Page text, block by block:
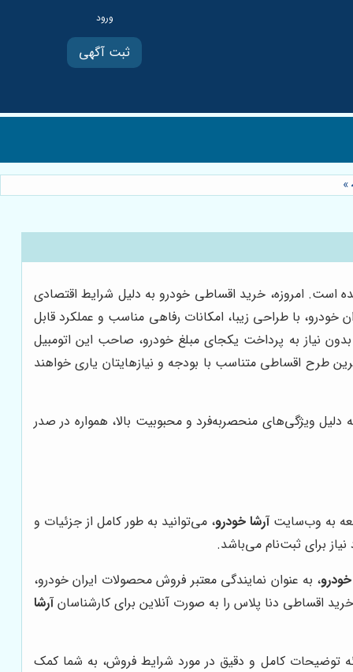
ثبت آگهی
»
است. امروزه، خرید اقساطی خودرو به دلیل شرایط اقتصادی
با طراحی زیبا، امکانات رفاهی مناسب و عملکرد قابل
نیاز به پرداخت یکجای مبلغ خودرو، صاحب این اتومبیل
طرح اقساطی متناسب با بودجه و نیازهایتان یاری خواهند
ویژگی‌های منحصربه‌فرد و محبوبیت بالا، همواره در صدر
به وب‌سایتآرشا خودرو، می‌توانید به طور کامل از جزئیات و
برای ثبت‌نام می‌باشد.
، به عنوان نمایندگی معتبر فروش محصولات ایران خودرو،
اقساطی دنا پلاس را به صورت آنلاین برای کارشناسانآرشا
توضیحات کامل و دقیق در مورد شرایط فروش، به شما کمک